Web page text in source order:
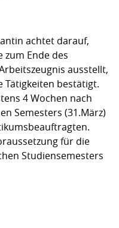
achtet darauf,
zum Ende des
ausstellt,
Tätigkeiten bestätigt.
4 Wochen nach
Semesters (31.März)
für die
Studiensemesters